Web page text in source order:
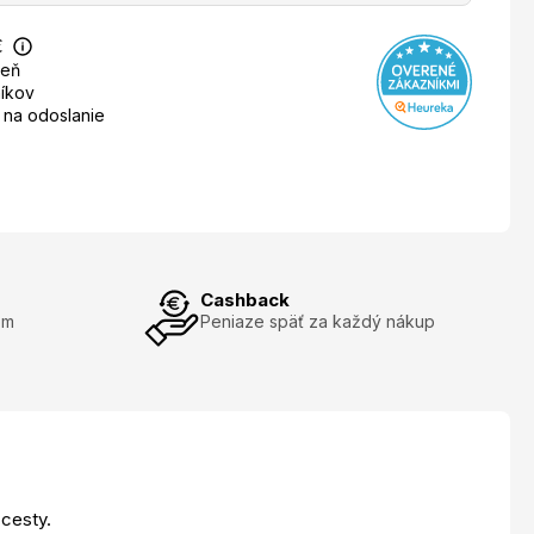
odoslanie
Cashback
Peniaze späť za každý nákup